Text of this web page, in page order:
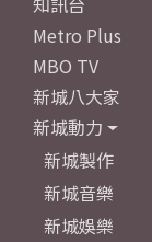
Metro Plus
MBO TV
新城八大家
新城動力
新城製作
新城音樂
新城娛樂